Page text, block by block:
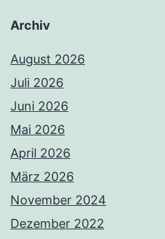
Archiv
August 2026
Juli 2026
Juni 2026
Mai 2026
April 2026
März 2026
November 2024
Dezember 2022